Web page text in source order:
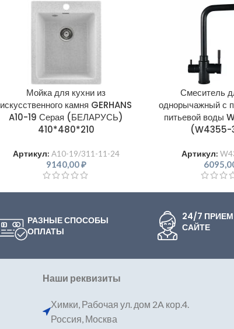
Мойка для кухни из
искусственного камня GERHANS
A10-19 Серая (БЕЛАРУСЬ)
410*480*210
Артикул: A10-19/311-11-24
9140,00₽
Смеситель
однорычажный с
питьевой воды
Артикул:
РАЗНЫЕ СПОСОБЫ
ОПЛАТЫ
24/7
САЙТЕ
Наши реквизиты
Химки, Рабочая ул. дом 2A кор.4.
Россия, Москва